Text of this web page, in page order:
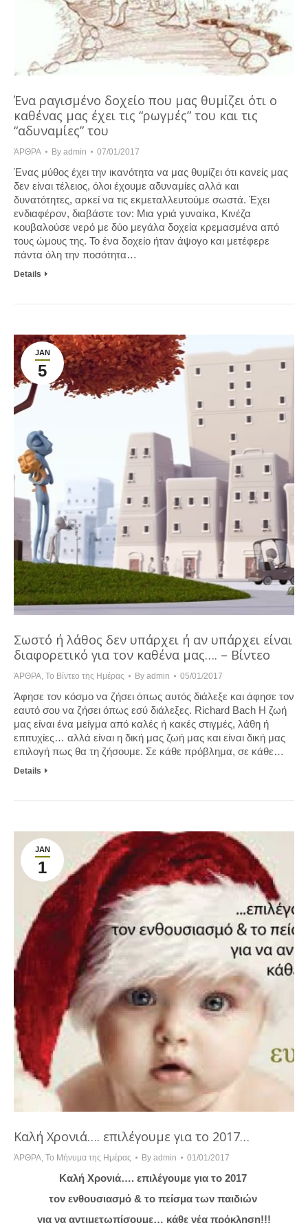
Ένα ραγισμένο δοχείο που μας θυμίζει ότι ο
καθένας μας έχει τις “ρωγμές” του και τις
“αδυναμίες” του
ΆΡΘΡΑ By admin 07/01/2017
Ένας μύθος έχει την ικανότητα να μας θυμίζει ότι κανείς μας
δεν είναι τέλειος, όλοι έχουμε αδυναμίες αλλά και
δυνατότητες, αρκεί να τις εκμεταλλευτούμε σωστά. Έχει
ενδιαφέρον, διαβάστε τον: Μια γριά γυναίκα, Κινέζα
κουβαλούσε νερό με δύο μεγάλα δοχεία κρεμασμένα από
τους ώμους της. Το ένα δοχείο ήταν άψογο και μετέφερε
πάντα όλη την ποσότητα…
Details
JAN
5
Σωστό ή λάθος δεν υπάρχει ή αν υπάρχει είναι
διαφορετικό για τον καθένα μας…. – Βίντεο
ΆΡΘΡΑ, Το Βίντεο της Ημέρας By admin 05/01/2017
Άφησε τον κόσμο να ζήσει όπως αυτός διάλεξε και άφησε τον
εαυτό σου να ζήσει όπως εσύ διάλεξες. Richard Bach Η ζωή
μας είναι ένα μείγμα από καλές ή κακές στιγμές, λάθη ή
επιτυχίες… αλλά είναι η δική μας ζωή μας και είναι δική μας
επιλογή πως θα τη ζήσουμε. Σε κάθε πρόβλημα, σε κάθε…
Details
JAN
1
Καλή Χρονιά…. επιλέγουμε για το 2017…
ΆΡΘΡΑ, Το Μήνυμα της Ημέρας By admin 01/01/2017
Καλή Χρονιά…. επιλέγουμε για το 2017
τον ενθουσιασμό & το πείσμα των παιδιών
για να αντιμετωπίσουμε… κάθε νέα πρόκληση!!!